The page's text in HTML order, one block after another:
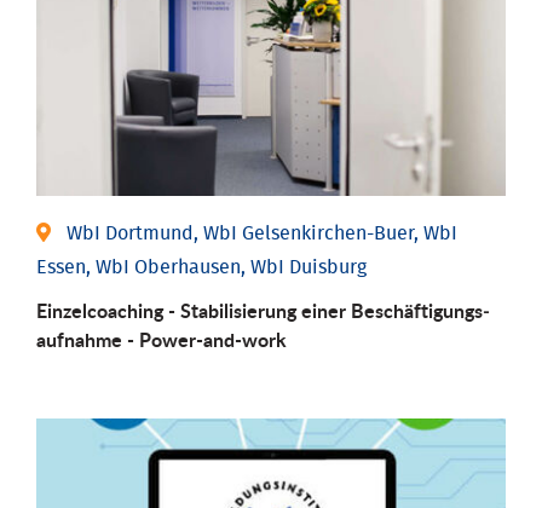
WbI Dortmund, WbI Gelsenkirchen-Buer, WbI
Essen, WbI Oberhausen, WbI Duisburg
Einzel­coaching - Stabili­sierung einer Be­schäftigungs­
aufnahme - Power-and-work